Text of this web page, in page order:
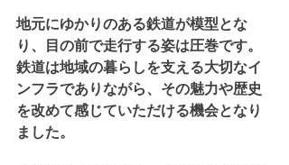
地元にゆかりのある鉄道が模型とな
り、目の前で走行する姿は圧巻です。
鉄道は地域の暮らしを支える大切なイ
ンフラでありながら、その魅力や歴史
を改めて感じていただける機会となり
ました。